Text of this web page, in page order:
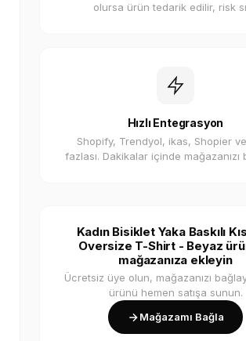
olursa ürün tedarik edilir, risk
Hızlı Entegrasyon
Shopify, Trendyol, ikas, Shopier
fazlası. Dakikalar içinde mağazanızı
Kadın Bisiklet Yaka Baskılı
Oversize T-Shirt - Beyaz
mağazanıza ekleyin
Ücretsiz üye olun, mağazanızı
ürünü hemen satışa sunun.
Mağazamı Bağla